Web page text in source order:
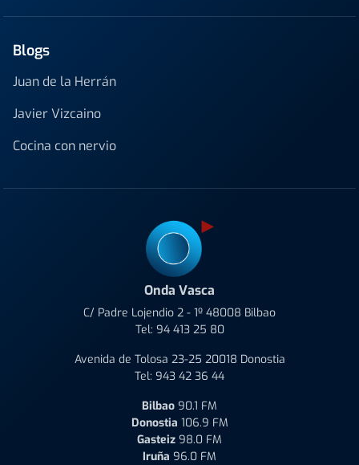
Blogs
Juan de la Herrán
Javier Vizcaino
Cocina con nervio
Onda Vasca
C/ Padre Lojendio 2 - 1º 48008 Bilbao
Tel: 94 413 25 80
Avenida de Tolosa 23-25 20018 Donostia
Tel: 943 42 36 44
Bilbao 90.1 FM
Donostia 106.9 FM
Gasteiz 98.0 FM
Iruña 96.0 FM